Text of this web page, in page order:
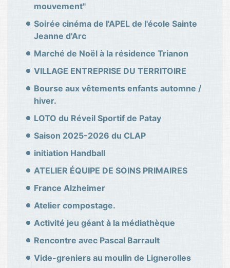
mouvement"
Soirée cinéma de l'APEL de l'école Sainte
Jeanne d'Arc
Marché de Noël à la résidence Trianon
VILLAGE ENTREPRISE DU TERRITOIRE
Bourse aux vêtements enfants automne /
hiver.
LOTO du Réveil Sportif de Patay
Saison 2025-2026 du CLAP
initiation Handball
ATELIER ÉQUIPE DE SOINS PRIMAIRES
France Alzheimer
Atelier compostage.
Activité jeu géant à la médiathèque
Rencontre avec Pascal Barrault
Vide-greniers au moulin de Lignerolles